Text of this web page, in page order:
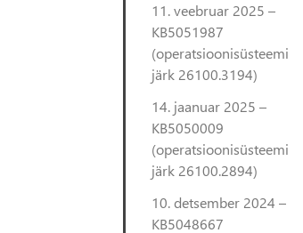
11. veebruar 2025 –
KB5051987
(operatsioonisüsteemi
järk 26100.3194)
14. jaanuar 2025 –
KB5050009
(operatsioonisüsteemi
järk 26100.2894)
10. detsember 2024 –
KB5048667